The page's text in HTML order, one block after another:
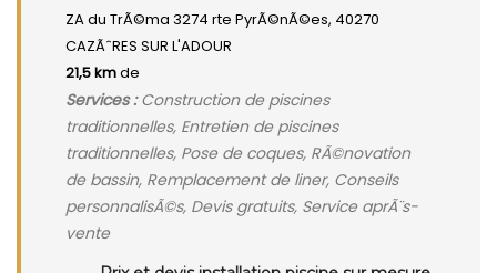
ZA du TrÃ©ma 3274 rte PyrÃ©nÃ©es, 40270
CAZÃˆRES SUR L'ADOUR
21,5 kmde
Services :Construction de piscines
traditionnelles, Entretien de piscines
traditionnelles, Pose de coques, RÃ©novation
de bassin, Remplacement de liner, Conseils
personnalisÃ©s, Devis gratuits, Service aprÃ¨s-
vente